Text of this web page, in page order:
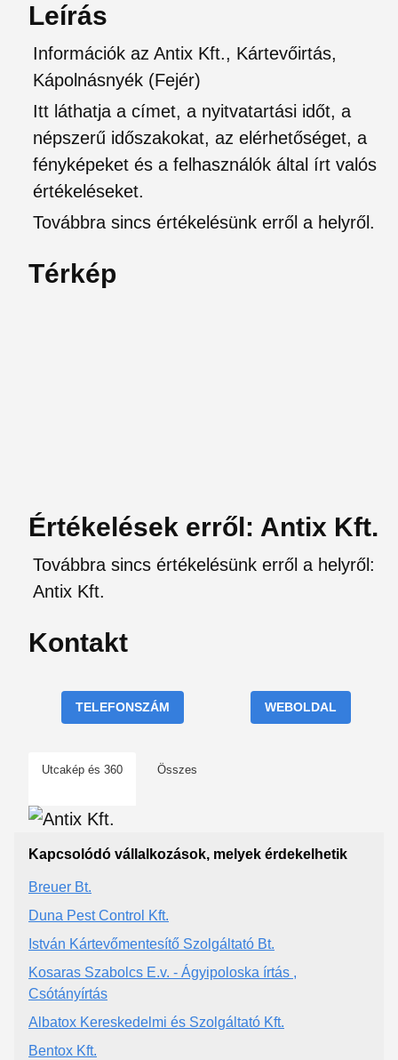
Leírás
Információk az Antix Kft., Kártevőirtás,
Kápolnásnyék (Fejér)
Itt láthatja a címet, a nyitvatartási időt, a
népszerű időszakokat, az elérhetőséget, a
fényképeket és a felhasználók által írt valós
értékeléseket.
Továbbra sincs értékelésünk erről a helyről.
Térkép
Értékelések erről: Antix Kft.
Továbbra sincs értékelésünk erről a helyről:
Antix Kft.
Kontakt
TELEFONSZÁM WEBOLDAL
Utcakép és 360 Összes
Kapcsolódó vállalkozások, melyek érdekelhetik
Breuer Bt.
Duna Pest Control Kft.
István Kártevőmentesítő Szolgáltató Bt.
Kosaras Szabolcs E.v. - Ágyipoloska írtás ,
Csótányírtás
Albatox Kereskedelmi és Szolgáltató Kft.
Bentox Kft.